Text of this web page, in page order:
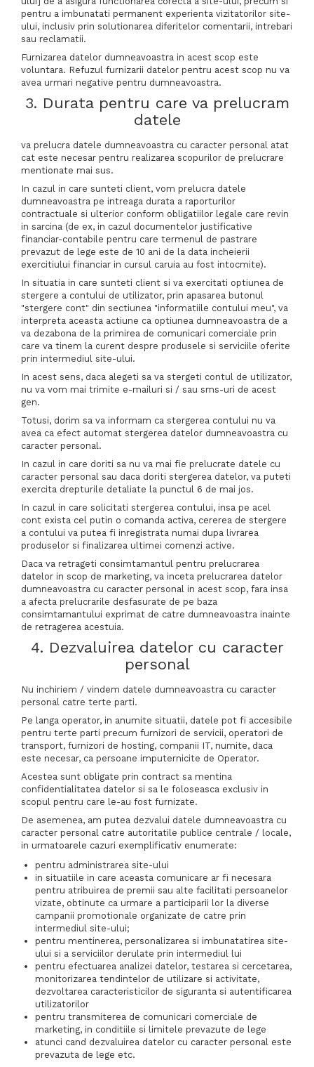
pentru a imbunatati permanent experienta vizitatorilor site-
ului, inclusiv prin solutionarea diferitelor comentarii, intrebari
sau reclamatii.
Furnizarea datelor dumneavoastra in acest scop este
voluntara. Refuzul furnizarii datelor pentru acest scop nu va
avea urmari negative pentru dumneavoastra.
3. Durata pentru care va prelucram
datele
va prelucra datele dumneavoastra cu caracter personal atat
cat este necesar pentru realizarea scopurilor de prelucrare
mentionate mai sus.
In cazul in care sunteti client, vom prelucra datele
dumneavoastra pe intreaga durata a raporturilor
contractuale si ulterior conform obligatiilor legale care revin
in sarcina (de ex, in cazul documentelor justificative
financiar-contabile pentru care termenul de pastrare
prevazut de lege este de 10 ani de la data incheierii
exercitiului financiar in cursul caruia au fost intocmite).
In situatia in care sunteti client si va exercitati optiunea de
stergere a contului de utilizator, prin apasarea butonul
"stergere cont" din sectiunea "informatiile contului meu", va
interpreta aceasta actiune ca optiunea dumneavoastra de a
va dezabona de la primirea de comunicari comerciale prin
care va tinem la curent despre produsele si serviciile oferite
prin intermediul site-ului.
In acest sens, daca alegeti sa va stergeti contul de utilizator,
nu va vom mai trimite e-mailuri si / sau sms-uri de acest
gen.
Totusi, dorim sa va informam ca stergerea contului nu va
avea ca efect automat stergerea datelor dumneavoastra cu
caracter personal.
In cazul in care doriti sa nu va mai fie prelucrate datele cu
caracter personal sau daca doriti stergerea datelor, va puteti
exercita drepturile detaliate la punctul 6 de mai jos.
In cazul in care solicitati stergerea contului, insa pe acel
cont exista cel putin o comanda activa, cererea de stergere
a contului va putea fi inregistrata numai dupa livrarea
produselor si finalizarea ultimei comenzi active.
Daca va retrageti consimtamantul pentru prelucrarea
datelor in scop de marketing, va inceta prelucrarea datelor
dumneavoastra cu caracter personal in acest scop, fara insa
a afecta prelucrarile desfasurate de pe baza
consimtamantului exprimat de catre dumneavoastra inainte
de retragerea acestuia.
4. Dezvaluirea datelor cu caracter
personal
Nu inchiriem / vindem datele dumneavoastra cu caracter
personal catre terte parti.
Pe langa operator, in anumite situatii, datele pot fi accesibile
pentru terte parti precum furnizori de servicii, operatori de
transport, furnizori de hosting, companii IT, numite, daca
este necesar, ca persoane imputernicite de Operator.
Acestea sunt obligate prin contract sa mentina
confidentialitatea datelor si sa le foloseasca exclusiv in
scopul pentru care le-au fost furnizate.
De asemenea, am putea dezvalui datele dumneavoastra cu
caracter personal catre autoritatile publice centrale / locale,
in urmatoarele cazuri exemplificativ enumerate:
pentru administrarea site-ului
in situatiile in care aceasta comunicare ar fi necesara
pentru atribuirea de premii sau alte facilitati persoanelor
vizate, obtinute ca urmare a participarii lor la diverse
campanii promotionale organizate de catre prin
intermediul site-ului;
pentru mentinerea, personalizarea si imbunatatirea site-
ului si a serviciilor derulate prin intermediul lui
pentru efectuarea analizei datelor, testarea si cercetarea,
monitorizarea tendintelor de utilizare si activitate,
dezvoltarea caracteristicilor de siguranta si autentificarea
utilizatorilor
pentru transmiterea de comunicari comerciale de
marketing, in conditiile si limitele prevazute de lege
atunci cand dezvaluirea datelor cu caracter personal este
prevazuta de lege etc.